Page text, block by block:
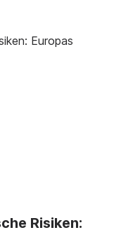
Risiken: